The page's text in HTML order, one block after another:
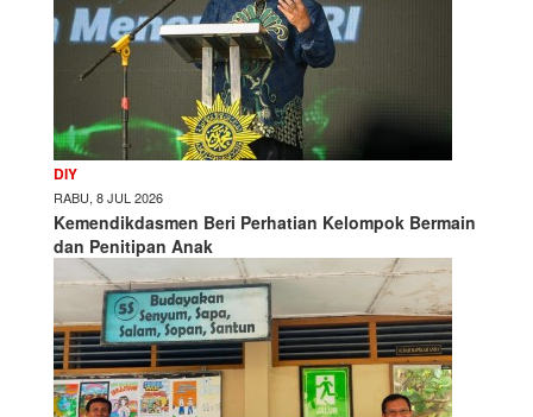
DIY
RABU, 8 JUL 2026
Kemendikdasmen Beri Perhatian Kelompok Bermain
dan Penitipan Anak